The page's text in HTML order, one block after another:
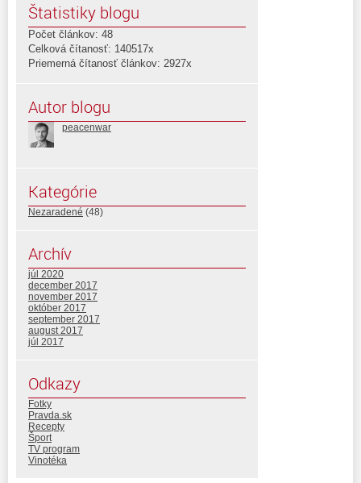
Štatistiky blogu
Počet článkov: 48
Celková čítanosť: 140517x
Priemerná čítanosť článkov: 2927x
Autor blogu
peacenwar
Kategórie
Nezaradené (48)
Archív
júl 2020
december 2017
november 2017
október 2017
september 2017
august 2017
júl 2017
Odkazy
Fotky
Pravda.sk
Recepty
Šport
TV program
Vinotéka